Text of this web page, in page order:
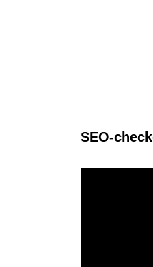
SEO-